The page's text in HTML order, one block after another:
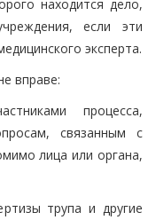
находится дело,
если эти
эксперта.
вправе:
процесса,
связанным с
лица или органа,
трупа и другие